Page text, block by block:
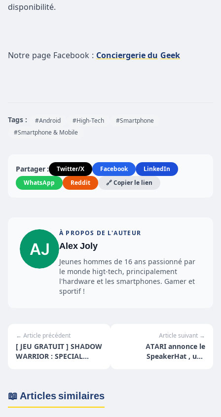
disponibilité.
Notre page Facebook : Conciergerie du Geek
Tags : #Android #High-Tech
#Smartphone
#Smartphone & Mobile
Partager : Twitter/X Facebook
LinkedIn
WhatsApp
Reddit 🔗 Copier le lien
À PROPOS DE L'AUTEUR
Alex Joly
Jeunes hommes de 16 ans passionné par
le monde higt-tech, principalement
l'hardware et les smartphones. Gamer et
sportif !
← Article précédent
[ JEU GRATUIT ] SHADOW
WARRIOR : SPECIAL
Article suivant →
ATARI annonce le
SpeakerHat , une
📖 Articles similaires